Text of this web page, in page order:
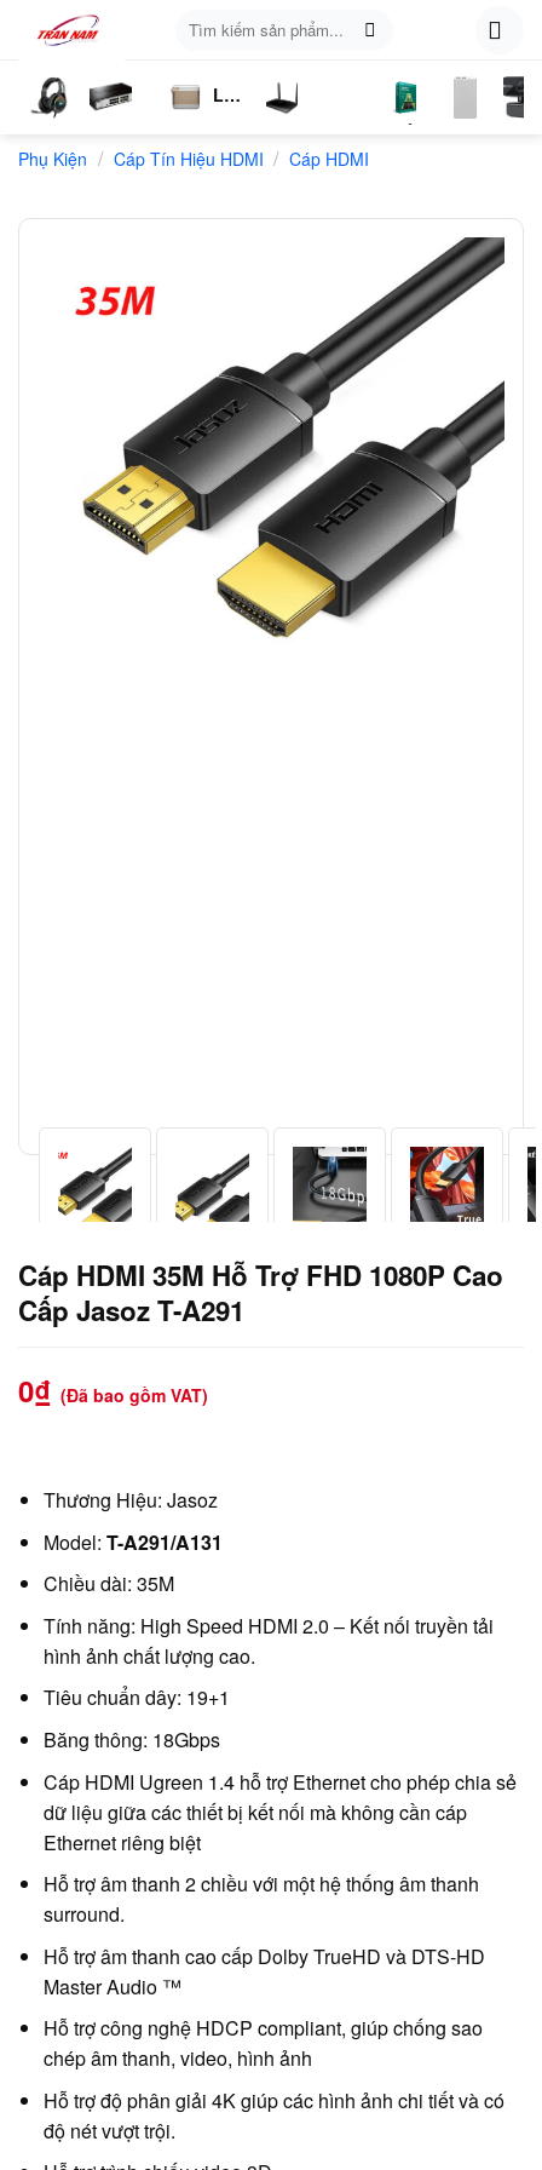
content
kiếm:
Nghe
Chia
Loa
LTE
Sóng
Phần
Phụ Kiện / Cáp Tín Hiệu HDMI / Cáp HDMI
Cáp HDMI 35M Hỗ Trợ FHD 1080P Cao
Cấp Jasoz T-A291
0₫ (Đã bao gồm VAT)
Thương Hiệu: Jasoz
Model: T-A291/A131
Chiều dài: 35M
Tính năng: High Speed HDMI 2.0 – Kết nối truyền tải
hình ảnh chất lượng cao.
Tiêu chuẩn dây: 19+1
Băng thông: 18Gbps
Cáp HDMI Ugreen 1.4 hỗ trợ Ethernet cho phép chia sẻ
dữ liệu giữa các thiết bị kết nối mà không cần cáp
Ethernet riêng biệt
Hỗ trợ âm thanh 2 chiều với một hệ thống âm thanh
surround.
Hỗ trợ âm thanh cao cấp Dolby TrueHD và DTS-HD
Master Audio ™
Hỗ trợ công nghệ HDCP compliant, giúp chống sao
chép âm thanh, video, hình ảnh
Hỗ trợ độ phân giải 4K giúp các hình ảnh chi tiết và có
độ nét vượt trội.